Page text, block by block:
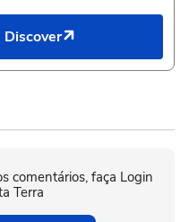
Discover
comentários, faça Login
Terra